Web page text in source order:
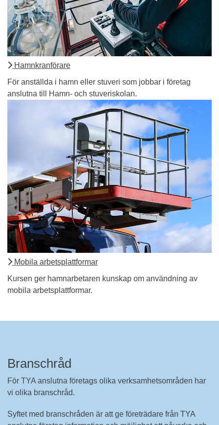
Hamnkranförare
För anställda i hamn eller stuveri som jobbar i företag
anslutna till Hamn- och stuveriskolan.
Mobila arbetsplattformar
Kursen ger hamnarbetaren kunskap om användning av
mobila arbetsplattformar.
Branschråd
För TYA anslutna företags olika verksamhetsområden har
vi olika branschråd.
Syftet med branschråden är att ge företrädare från TYA